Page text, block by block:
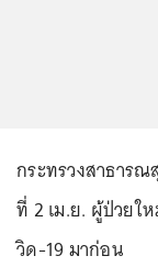
กระทรวงสาธาร
ที่ 2 เม.ย. ผู้ป่วยใ
วิด-19 มาก่อน